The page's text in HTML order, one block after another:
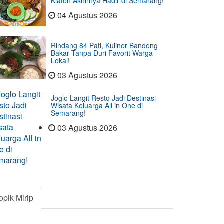
04 Agustus 2026
Rindang 84 Pati, Kuliner Bandeng
Bakar Tanpa Duri Favorit Warga
Lokal!
03 Agustus 2026
Joglo Langit Resto Jadi Destinasi
Wisata Keluarga All in One di
Semarang!
03 Agustus 2026
Mirip